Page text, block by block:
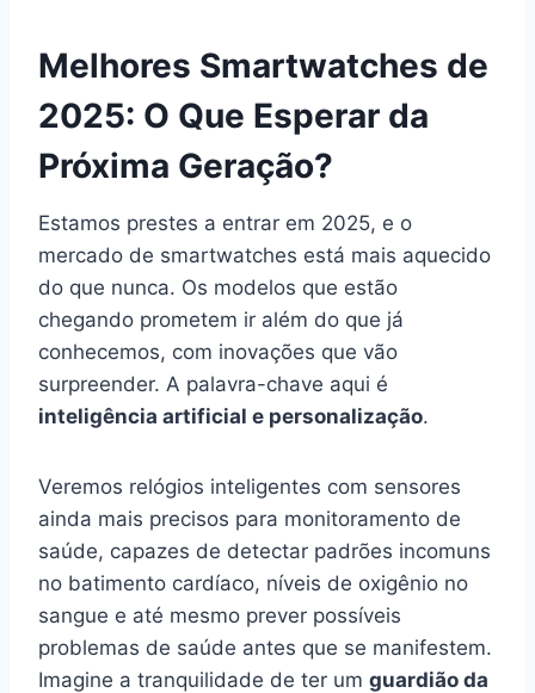
Melhores Smartwatches de
2025: O Que Esperar da
Próxima Geração?
Estamos prestes a entrar em 2025, e o
mercado de smartwatches está mais aquecido
do que nunca. Os modelos que estão
chegando prometem ir além do que já
conhecemos, com inovações que vão
surpreender. A palavra-chave aqui é
inteligência artificial e personalização.
Veremos relógios inteligentes com sensores
ainda mais precisos para monitoramento de
saúde, capazes de detectar padrões incomuns
no batimento cardíaco, níveis de oxigênio no
sangue e até mesmo prever possíveis
problemas de saúde antes que se manifestem.
Imagine a tranquilidade de ter um guardião da